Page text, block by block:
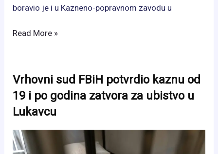
boravio je i u Kazneno-popravnom zavodu u
Fikret
zvani
hadžija
nakon
dvije
decenije
na
slobodu
Read More »
Vrhovni sud FBiH potvrdio kaznu od
19 i po godina zatvora za ubistvo u
Lukavcu